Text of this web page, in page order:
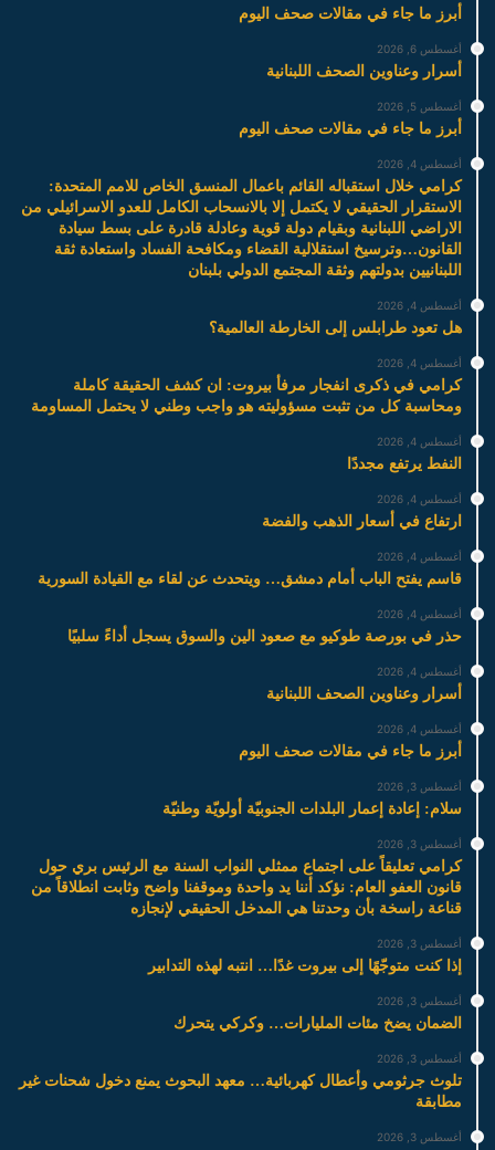
أبرز ما جاء في مقالات صحف اليوم
أغسطس 6, 2026
أسرار وعناوين الصحف اللبنانية
أغسطس 5, 2026
أبرز ما جاء في مقالات صحف اليوم
أغسطس 4, 2026
كرامي خلال استقباله القائم باعمال المنسق الخاص للامم المتحدة:
الاستقرار الحقيقي لا يكتمل إلا بالانسحاب الكامل للعدو الاسرائيلي من
الاراضي اللبنانية وبقيام دولة قوية وعادلة قادرة على بسط سيادة
القانون…وترسيخ استقلالية القضاء ومكافحة الفساد واستعادة ثقة
اللبنانيين بدولتهم وثقة المجتمع الدولي بلبنان
أغسطس 4, 2026
هل تعود طرابلس إلى الخارطة العالمية؟
أغسطس 4, 2026
كرامي في ذكرى انفجار مرفأ بيروت: ان كشف الحقيقة كاملة
ومحاسبة كل من تثبت مسؤوليته هو واجب وطني لا يحتمل المساومة
أغسطس 4, 2026
النفط يرتفع مجددًا
أغسطس 4, 2026
ارتفاع في أسعار الذهب والفضة
أغسطس 4, 2026
قاسم يفتح الباب أمام دمشق… ويتحدث عن لقاء مع القيادة السورية
أغسطس 4, 2026
حذر في بورصة طوكيو مع صعود الين والسوق يسجل أداءً سلبيًا
أغسطس 4, 2026
أسرار وعناوين الصحف اللبنانية
أغسطس 4, 2026
أبرز ما جاء في مقالات صحف اليوم
أغسطس 3, 2026
سلام: إعادة إعمار البلدات الجنوبيّة أولويّة وطنيّة
أغسطس 3, 2026
كرامي تعليقاً على اجتماع ممثلي النواب السنة مع الرئيس بري حول
قانون العفو العام: نؤكد أننا يد واحدة وموقفنا واضح وثابت انطلاقاً من
قناعة راسخة بأن وحدتنا هي المدخل الحقيقي لإنجازه
أغسطس 3, 2026
إذا كنت متوجّهًا إلى بيروت غدًا… انتبه لهذه التدابير
أغسطس 3, 2026
الضمان يضخ مئات المليارات… وكركي يتحرك
أغسطس 3, 2026
تلوث جرثومي وأعطال كهربائية… معهد البحوث يمنع دخول شحنات غير
مطابقة
أغسطس 3, 2026